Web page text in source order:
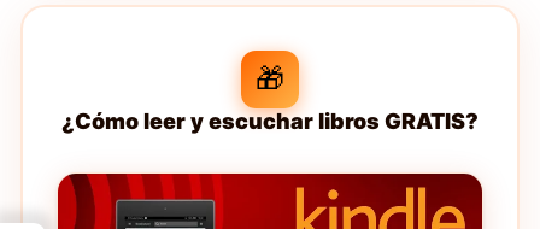
🎁
¿Cómo leer y escuchar libros GRATIS?